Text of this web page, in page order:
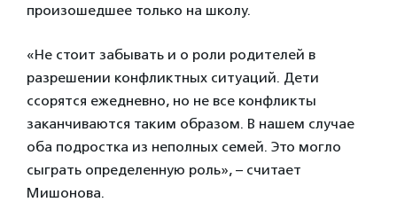
произошедшее только на школу.
«Не стоит забывать и о роли родителей в
разрешении конфликтных ситуаций. Дети
ссорятся ежедневно, но не все конфликты
заканчиваются таким образом. В нашем случае
оба подростка из неполных семей. Это могло
сыграть определенную роль», – считает
Мишонова.